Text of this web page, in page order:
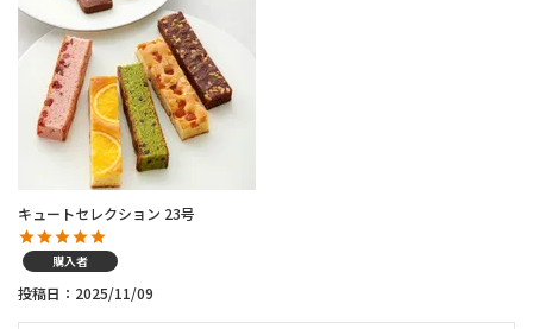
キュートセレクション 23号
購入者
投稿日 2025/11/09